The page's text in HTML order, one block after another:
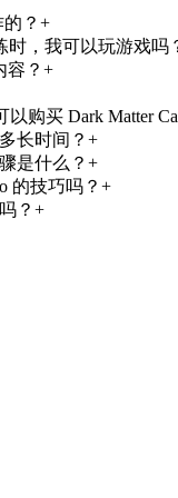
？ +
时，我可以玩游戏吗
容？ +
购买 Dark Matter
长时间？ +
是什么？ +
的技巧吗？ +
？ +